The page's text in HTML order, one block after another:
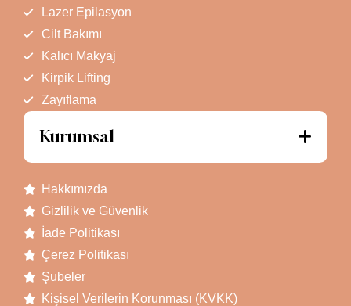
Lazer Epilasyon
Cilt Bakımı
Kalıcı Makyaj
Kirpik Lifting
Zayıflama
Kurumsal
Hakkımızda
Gizlilik ve Güvenlik
İade Politikası
Çerez Politikası
Şubeler
Kişisel Verilerin Korunması (KVKK)